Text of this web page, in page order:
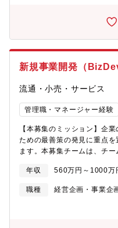
てハンドリング ‐ 実証やヒ
公共交通の利便性向上を実
市における自動運転ＥＶバ
認可を目指す～
島タクシー・大竹交通が環
EVタクシーとして運行開
https://
通の変革期を担うスタート
題解決に係る業界・企業で
いう方には親和性の高い環境
をいかにSimplifyして、
新規事業開発（
流通・小売・サービス
管理職・マネージャー経験
【本募集のミッション】企
ための最善策の発見に重点
ます。本募集チームは、チ
進を責任者として担い、組
メントにも携わって頂きま
CEO/COO/事業責任者が在
担当してサービスを包括で
年収 560万円～1000万
職種
経営企画・事業企